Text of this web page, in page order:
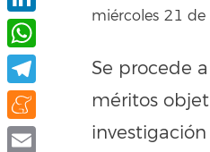
miércoles 21
Se procede
méritos
LinkedIn
WhatsApp
Telegram
Meneame